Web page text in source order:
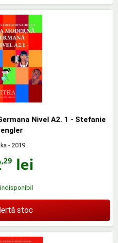
Nivel A2. 1 - Stefanie
- 2019
,29 lei
stoc